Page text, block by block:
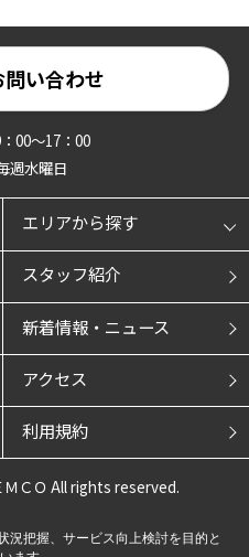
い合わせ
00～17：00
週水曜日
エリアから探す
スタッフ紹介
新着情報・ニュース
アクセス
利用規約
ＣＯ All rights reserved.
況把握、サービス向上検討を目的と